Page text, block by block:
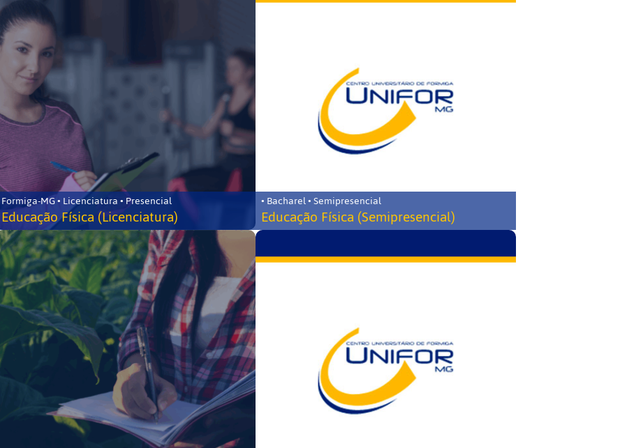
Formiga-MG • Licenciatura • Presencial
Educação Física (Licenciatura)
• Bacharel • Semipresencial
Educação Física (Semipresencial)